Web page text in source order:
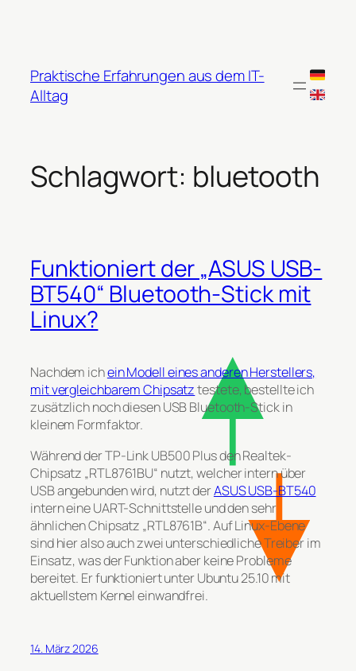
Praktische Erfahrungen aus dem IT-
Alltag
Schlagwort: bluetooth
Funktioniert der „ASUS USB-
BT540“ Bluetooth-Stick mit
Linux?
Nachdem ichein Modell eines anderen Herstellers,
mit vergleichbarem Chipsatztestete, bestellte ich
zusätzlich noch diesen USB Bluetooth-Stick in
kleinem Formfaktor.
Während der TP-Link UB500 Plus den Realtek-
Chipsatz „RTL8761BU“ nutzt, welcher intern über
USB angebunden wird, nutzt derASUS USB-BT540
intern eine UART-Schnittstelle und den sehr
ähnlichen Chipsatz „RTL8761B“. Auf Linux-Ebene
sind hier also auch zwei unterschiedliche Treiber im
Einsatz, was der Funktion aber keine Probleme
bereitet. Er funktioniert unter Ubuntu 25.10 mit
aktuellstem Kernel einwandfrei.
14. März 2026